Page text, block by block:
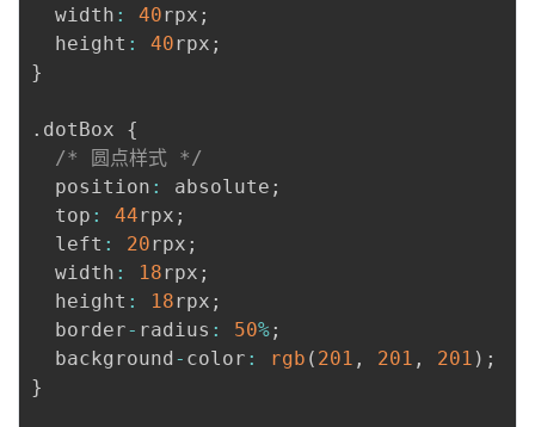
  width
: 40rpx ;
  height
: 40rpx ;
}
. dotBox {
/* 圆点样式 */
  position
: absolute ;
  top
: 44rpx ;
  left
: 20rpx ;
  width
: 18rpx ;
  height
: 18rpx ;
  border
- radius : 50%;
  background
- color : rgb ( 201 , 201 , 201 ) ;
}